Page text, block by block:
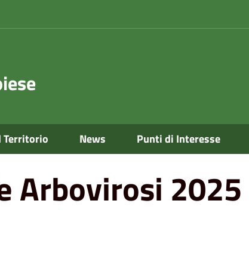
Territorio News Punti di Interesse
Arbovirosi 2025